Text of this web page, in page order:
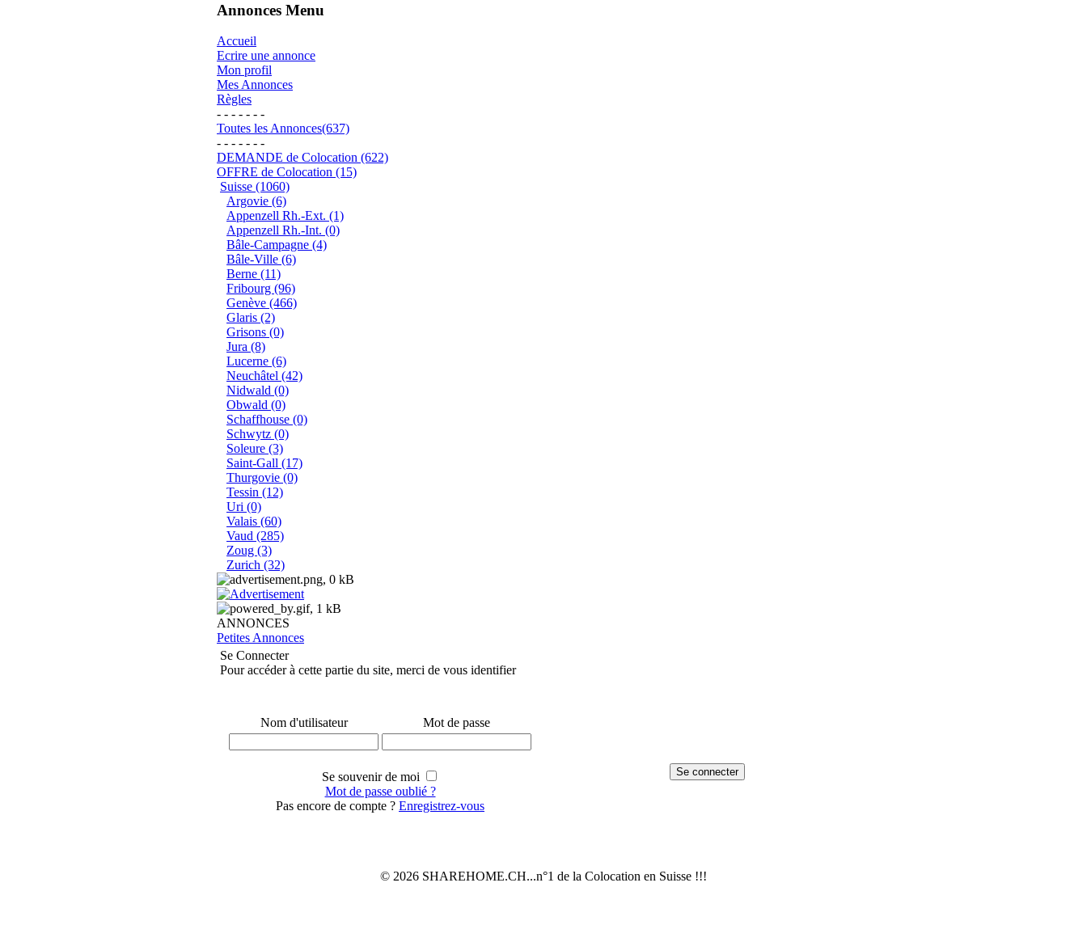
Annonces Menu
Accueil
Ecrire une annonce
Mon profil
Mes Annonces
Règles
- - - - - - -
Toutes les Annonces(637)
- - - - - - -
DEMANDE de Colocation (622)
OFFRE de Colocation (15)
Suisse (1060)
Argovie (6)
Appenzell Rh.-Ext. (1)
Appenzell Rh.-Int. (0)
Bâle-Campagne (4)
Bâle-Ville (6)
Berne (11)
Fribourg (96)
Genève (466)
Glaris (2)
Grisons (0)
Jura (8)
Lucerne (6)
Neuchâtel (42)
Nidwald (0)
Obwald (0)
Schaffhouse (0)
Schwytz (0)
Soleure (3)
Saint-Gall (17)
Thurgovie (0)
Tessin (12)
Uri (0)
Valais (60)
Vaud (285)
Zoug (3)
Zurich (32)
ANNONCES
Petites Annonces
Se Connecter
Pour accéder à cette partie du site, merci de vous identifier
Nom d'utilisateur Mot de passe
Se souvenir de moi
Mot de passe oublié ?
Pas encore de compte ? Enregistrez-vous
© 2026 SHAREHOME.CH...n°1 de la Colocation en Suisse !!!